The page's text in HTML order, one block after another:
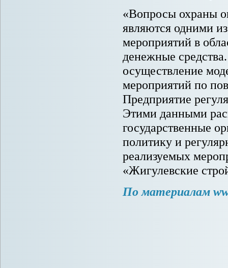
«Вопросы охраны
являются одними
мероприятий в
денежные
осуществление
мероприятий по
Предприятие
Этими данными
государственные
политику и
реализуемых
«Жигулевские
По материалам